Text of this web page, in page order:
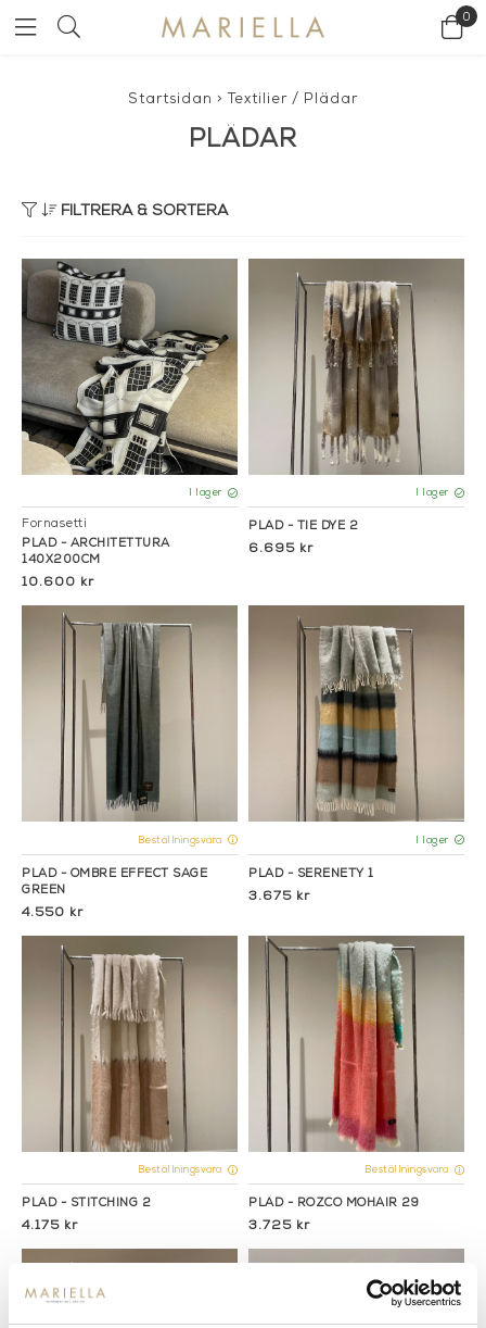
0
Startsidan > Textilier / Plädar
PLÄDAR
FILTRERA & SORTERA
I lager
Fornasetti
PLÄD - ARCHITETTURA
140X200CM
10.600 kr
I lager
PLÄD - TIE DYE 2
6.695 kr
Beställningsvara
PLÄD - OMBRE EFFECT SAGE
GREEN
4.550 kr
I lager
PLÄD - SERENETY 1
3.675 kr
Beställningsvara
PLÄD - STITCHING 2
4.175 kr
Beställningsvara
PLÄD - ROZCO MOHAIR 29
3.725 kr